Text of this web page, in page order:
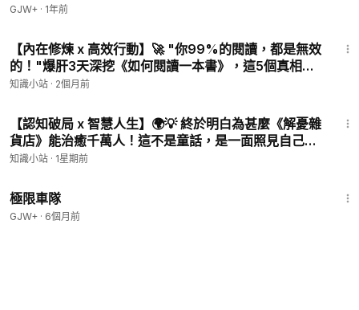
GJW+ · 1年前
【內在修煉 x 高效行動】🚀 "你99%的閱讀，都是無效
的！"爆肝3天深挖《如何閱讀一本書》，這5個真相讓
我後背發涼...
知識小站 · 2個月前
【認知破局 x 智慧人生】🌍💡 終於明白為甚麼《解憂雜
貨店》能治癒千萬人！這不是童話，是一面照見自己的
鏡子。讀完彷彿重新活了一遍
知識小站 · 1星期前
極限車隊
GJW+ · 6個月前